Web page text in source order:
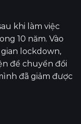
khi làm việc
10 năm. Vào
lockdown,
để chuyển đổi
đã giảm được